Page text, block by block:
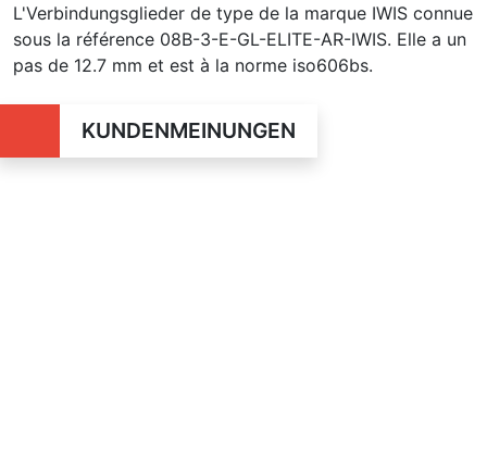
L'Verbindungsglieder de type de la marque IWIS connue
sous la référence 08B-3-E-GL-ELITE-AR-IWIS. Elle a un
pas de 12.7 mm et est à la norme iso606bs.
KUNDENMEINUNGEN